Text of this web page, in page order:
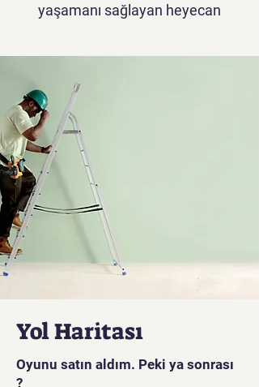
yaşamanı sağlayan heyecan
çeşitli savaşlara katılıp, askeri
birliklerini yönlendirerek tarihî
zaferler elde etmeye çalışırlar.
Gerçekçi savaş alanları,
silahlar ve askeri stratejilerle
donatılmış olan oyun, tarih
meraklılarına ve strateji oyunu
tutkunlarına hitap eder. Renkli
grafikler ve detaylı oynanışıyla
Dünyalar Savaşı 2 Yeniden,
mobil oyun satın almak
isteyen strateji tutkunları için
ideal bir seçenektir.
Oyun videosunu görmek için
Yol Haritası
Oyunu satın aldım. Peki ya sonrası
?